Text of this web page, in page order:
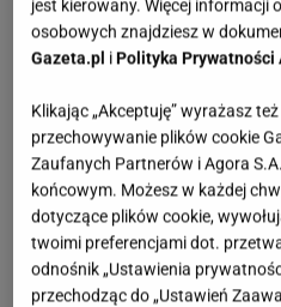
@pilardearce
jest kierowany. Więcej informacji
osobowych znajdziesz w
Gazeta.pl i Polityka Prywatności
Klikając „Akceptuję” wyrażasz
przechowywanie plików cookie
Zaufanych Partnerów i Agora
końcowym. Możesz w każdej
dotyczące plików cookie,
twoimi preferencjami dot.
odnośnik „Ustawienia
przechodząc do „Ustawień